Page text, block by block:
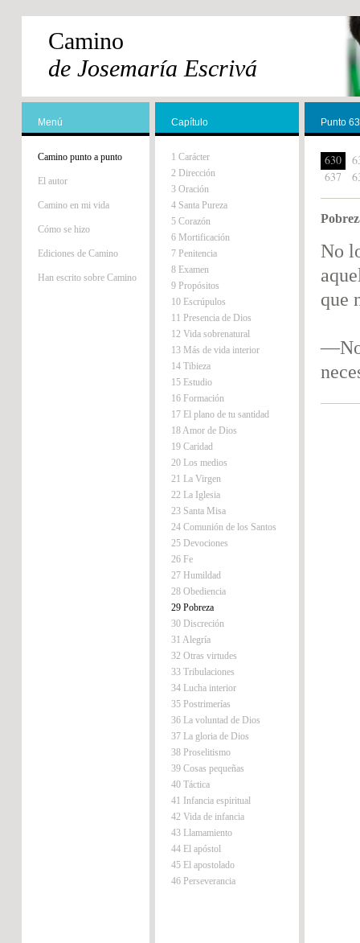
Camino
de Josemaría Escrivá
Menú
Camino punto a punto
El autor
Camino en mi vida
Cómo se hizo
Ediciones de Camino
Han escrito sobre Camino
Capítulo
1 Carácter
2 Dirección
3 Oración
4 Santa Pureza
5 Corazón
6 Mortificación
7 Penitencia
8 Examen
9 Propósitos
10 Escrúpulos
11 Presencia de Dios
12 Vida sobrenatural
13 Más de vida interior
14 Tibieza
15 Estudio
16 Formación
17 El plano de tu santidad
18 Amor de Dios
19 Caridad
20 Los medios
21 La Virgen
22 La Iglesia
23 Santa Misa
24 Comunión de los Santos
25 Devociones
26 Fe
27 Humildad
28 Obediencia
29 Pobreza
30 Discreción
31 Alegría
32 Otras virtudes
33 Tribulaciones
34 Lucha interior
35 Postrimerías
36 La voluntad de Dios
37 La gloria de Dios
38 Proselitismo
39 Cosas pequeñas
40 Táctica
41 Infancia espiritual
42 Vida de infancia
43 Llamamiento
44 El apóstol
45 El apostolado
46 Perseverancia
Punto
630
637
No
que
—No